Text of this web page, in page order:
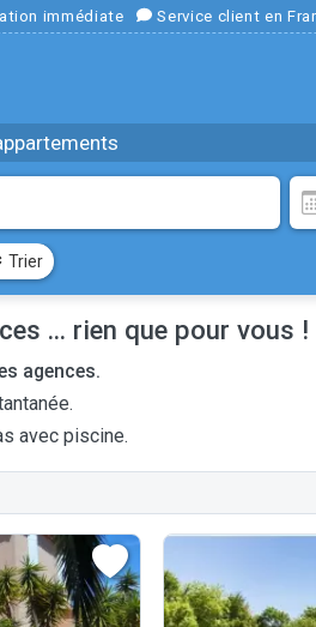
immédiate Service client en
Trier
... rien que pour vous !
agences.
avec piscine.